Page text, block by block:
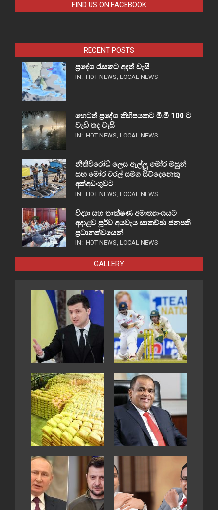
FIND US ON FACEBOOK
RECENT POSTS
ප්‍රදේශ රැසකට අදත් වැසි
IN: HOT NEWS, LOCAL NEWS
හෙටත් ප්‍රදේශ කිහිපයකට මි.මී 100 ට
වැඩි තද වැසි
IN: HOT NEWS, LOCAL NEWS
නීතිවිරෝධී ලෙස ඇල්ලූ මෝර මසුන්
සහ මෝර වරල් සමග සිව්දෙනෙකු
අත්අඩංගුවට
IN: HOT NEWS, LOCAL NEWS
විද්‍යා සහ තාක්ෂණ අමාත්‍යාංශයට
අදාළව පූර්ව අයවැය සාකච්ඡා ජනපති
ප්‍රධානත්වයෙන්
IN: HOT NEWS, LOCAL NEWS
GALLERY